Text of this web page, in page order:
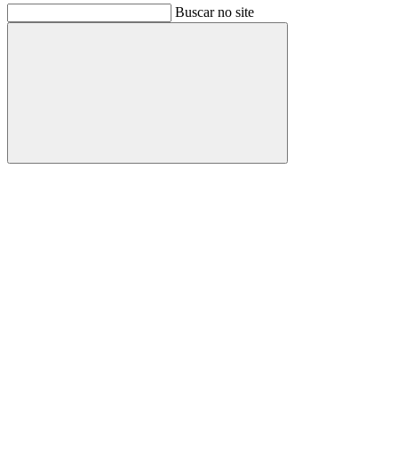
Buscar no site
Buscar